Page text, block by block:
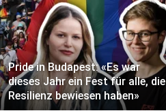
Pride in Budapest: «Es war
dieses Jahr ein Fest für alle, die
Resilienz bewiesen haben»